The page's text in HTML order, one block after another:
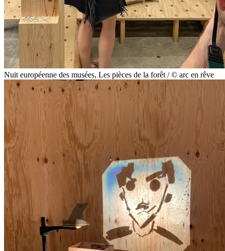
Nuit européenne des musées, Les pièces de la forêt / © arc en rêve